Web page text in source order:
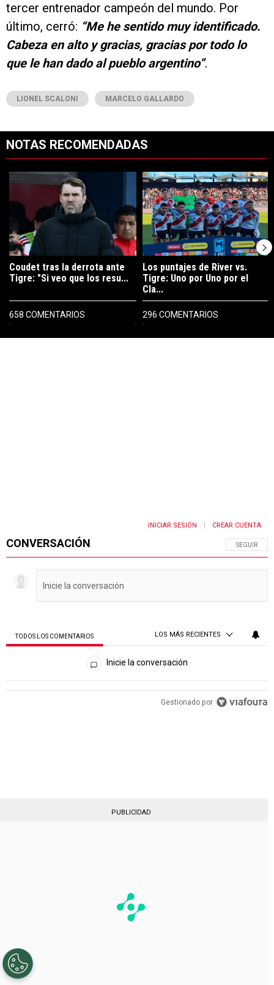
tercer entrenador campeón del mundo. Por
último, cerró: “Me he sentido muy identificado.
Cabeza en alto y gracias, gracias por todo lo
que le han dado al pueblo argentino”.
LIONEL SCALONI MARCELO GALLARDO
NOTAS RECOMENDADAS
PUBLICIDAD
Un artículo de tendencia con el título "Coudet tras la derrota ante
Coudet tras la derrota ante
Tigre: "Si veo que los resu...
658 COMENTARIOS
Un artículo de tendencia con el
Los puntajes de River vs.
Tigre: Uno por Uno por el
Cla...
296 COMENTARIOS
CONVERSACIÓN SIGA ESTA
SEGUIR
INICIAR SESIÓN CREAR CUENTA
TODOS LOS COMENTARIOS LOS MÁS RECIENTES
Todos los comentarios
Inicie la conversación
PUBLICIDAD